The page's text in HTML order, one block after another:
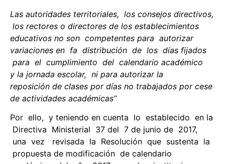
Las autoridades territoriales, los consejos directivos,
los rectores o directores de los establecimientos
educativos no son competentes para autorizar
variaciones en fa distribución de los días fijados
para el cumplimiento del calendario académico
y la jornada escolar, ni para autorizar la
reposición de clases pordías no trabajados por cese
de actividades académicas”
Por ello, y teniendo en cuenta lo establecido en la
Directiva Ministerial 37 del 7 de junio de 2017,
una vez revisada la Resolución que sustenta la
propuesta de modificación de calendario